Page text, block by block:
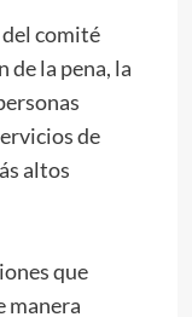
comité
de la pena, la
de
altos
que
manera